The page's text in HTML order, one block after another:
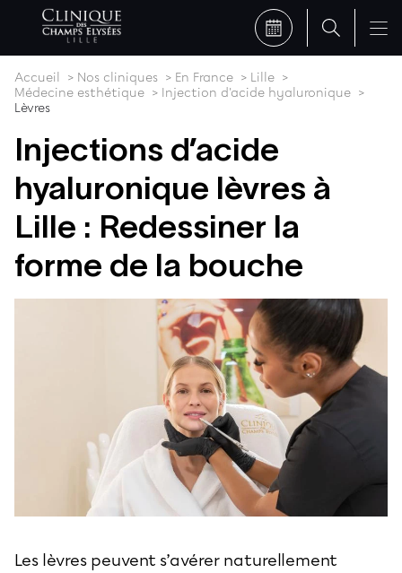
Accueil Nos cliniques En France
Lille
Médecine esthétique
Injection d'acide hyaluronique
Lèvres
Injections d’acide
hyaluronique lèvres à
Lille : Redessiner la
forme de la bouche
Les lèvres peuvent s’avérer naturellement